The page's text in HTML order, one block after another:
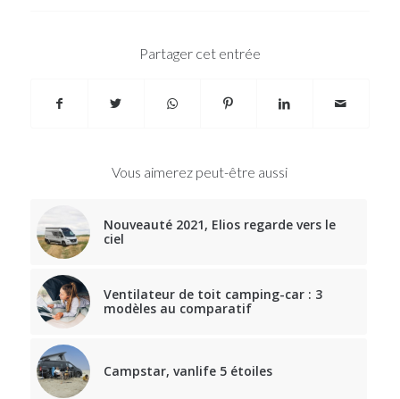
Partager cet entrée
Vous aimerez peut-être aussi
Nouveauté 2021, Elios regarde vers le
ciel
Ventilateur de toit camping-car : 3
modèles au comparatif
Campstar, vanlife 5 étoiles